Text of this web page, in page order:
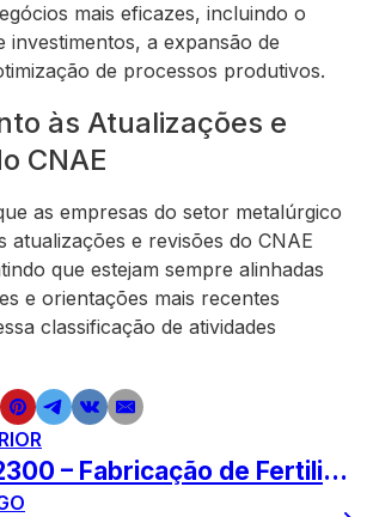
mais eficazes, incluindo o
investimentos, a expansão de
de processos produtivos.
às Atualizações e
CNAE
as empresas do setor metalúrgico
atualizações e revisões do CNAE
que estejam sempre alinhadas
e orientações mais recentes
classificação de atividades
CNAE 2442300 – Fabricação de Fertilizantes e Agroquímicos